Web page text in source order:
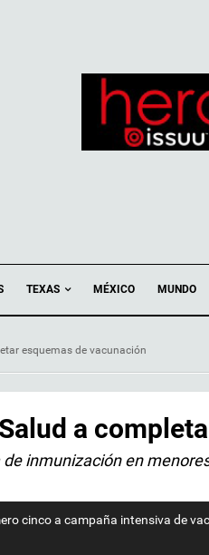
TEXAS MÉXICO MUNDO
esquemas de vacunación
a
inmunización en
cinco a campaña intensiva de